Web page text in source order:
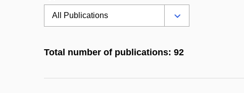
Total number of publications: 92